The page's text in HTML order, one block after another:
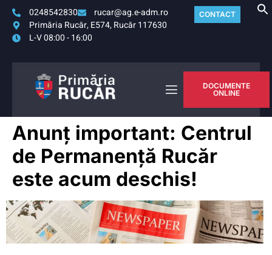
0248542830
rucar@ag.e-adm.ro
Primăria Rucăr, E574, Rucăr 117630
L-V 08:00 - 16:00
CONTACT
DOCUMENTE
ONLINE
Anunț important: Centrul
de Permanență Rucăr
este acum deschis!